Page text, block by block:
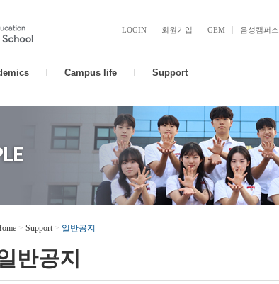
LOGIN 회원가입 GEM 음성캠퍼스
Campus life Support
> Support > 일반공지
반공지